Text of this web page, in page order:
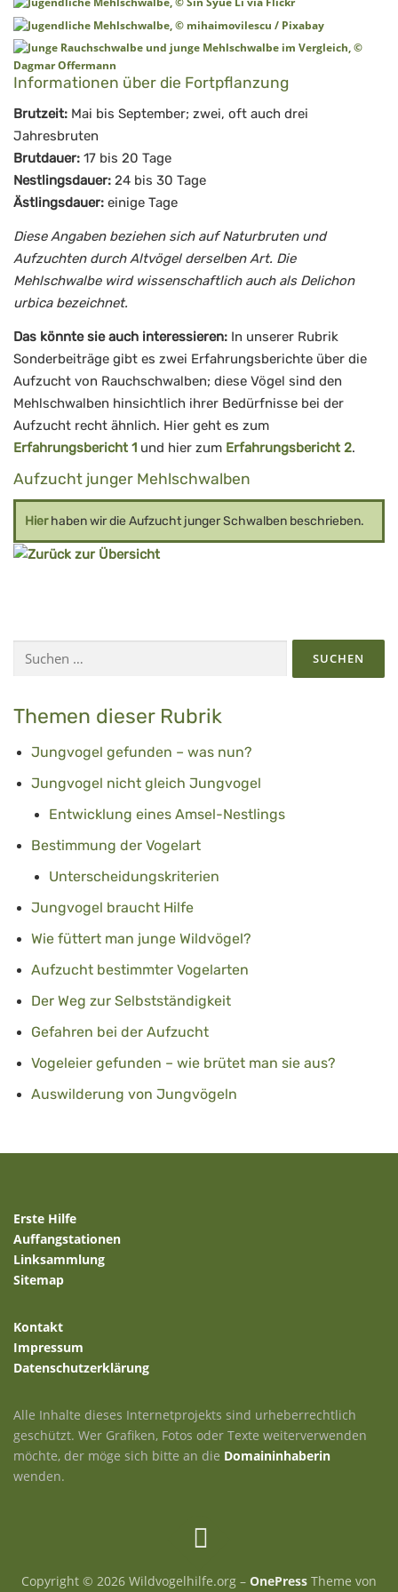
Informationen über die Fortpflanzung
Brutzeit: Mai bis September; zwei, oft auch drei
Jahresbruten
Brutdauer: 17 bis 20 Tage
Nestlingsdauer: 24 bis 30 Tage
Ästlingsdauer: einige Tage
Diese Angaben beziehen sich auf Naturbruten und
Aufzuchten durch Altvögel derselben Art. Die
Mehlschwalbe wird wissenschaftlich auch als Delichon
urbica bezeichnet.
Das könnte sie auch interessieren: In unserer Rubrik
Sonderbeiträge gibt es zwei Erfahrungsberichte über die
Aufzucht von Rauchschwalben; diese Vögel sind den
Mehlschwalben hinsichtlich ihrer Bedürfnisse bei der
Aufzucht recht ähnlich. Hier geht es zum
Erfahrungsbericht 1 und hier zum Erfahrungsbericht 2.
Aufzucht junger Mehlschwalben
Hierhaben wir die Aufzucht junger Schwalben beschrieben.
nach:
Themen dieser Rubrik
Jungvogel gefunden – was nun?
Jungvogel nicht gleich Jungvogel
Entwicklung eines Amsel-Nestlings
Bestimmung der Vogelart
Unterscheidungskriterien
Jungvogel braucht Hilfe
Wie füttert man junge Wildvögel?
Aufzucht bestimmter Vogelarten
Der Weg zur Selbstständigkeit
Gefahren bei der Aufzucht
Vogeleier gefunden – wie brütet man sie aus?
Auswilderung von Jungvögeln
Erste Hilfe
Auffangstationen
Linksammlung
Sitemap
Kontakt
Impressum
Datenschutzerklärung
Alle Inhalte dieses Internetprojekts sind urheberrechtlich
geschützt. Wer Grafiken, Fotos oder Texte weiterverwenden
möchte, der möge sich bitte an die Domaininhaberin
wenden.
Copyright © 2026 Wildvogelhilfe.org – OnePress Theme von